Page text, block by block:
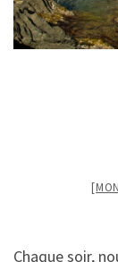
Chaque soir,